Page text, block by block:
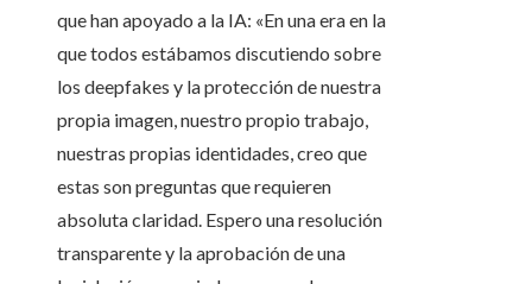
que han apoyado a la IA: «En una era en la
que todos estábamos discutiendo sobre
los deepfakes y la protección de nuestra
propia imagen, nuestro propio trabajo,
nuestras propias identidades, creo que
estas son preguntas que requieren
absoluta claridad. Espero una resolución
transparente y la aprobación de una